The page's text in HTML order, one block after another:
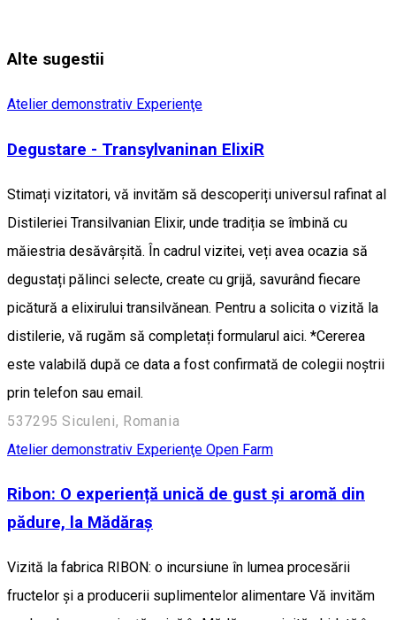
Alte sugestii
Atelier demonstrativ Experienţe
Degustare - Transylvaninan ElixiR
Stimați vizitatori, vă invităm să descoperiți universul rafinat al
Distileriei Transilvanian Elixir, unde tradiția se îmbină cu
măiestria desăvârșită. În cadrul vizitei, veți avea ocazia să
degustați pălinci selecte, create cu grijă, savurând fiecare
picătură a elixirului transilvănean. Pentru a solicita o vizită la
distilerie, vă rugăm să completați formularul aici. *Cererea
este valabilă după ce data a fost confirmată de colegii noștrii
prin telefon sau email.
537295 Siculeni, Romania
Atelier demonstrativ Experienţe Open Farm
Ribon: O experiență unică de gust și aromă din
pădure, la Mădăraș
Vizită la fabrica RIBON: o incursiune în lumea procesării
fructelor și a producerii suplimentelor alimentare Vă invităm